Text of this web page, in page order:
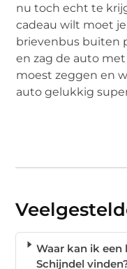
nu toch echt te
cadeau wilt moet
brievenbus buiten
en zag de auto
moest zeggen en
auto gelukkig
Waar kan ik
Schijndel